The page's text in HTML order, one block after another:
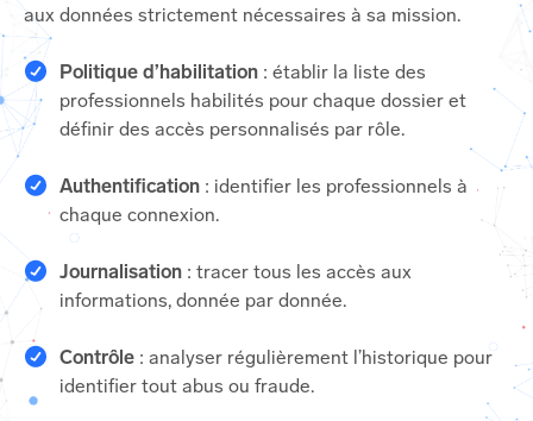
aux données strictement nécessaires à sa mission.
Politique d’habilitation : établir la liste des
professionnels habilités pour chaque dossier et
définir des accès personnalisés par rôle.
Authentification : identifier les professionnels à
chaque connexion.
Journalisation : tracer tous les accès aux
informations, donnée par donnée.
Contrôle : analyser régulièrement l’historique pour
identifier tout abus ou fraude.